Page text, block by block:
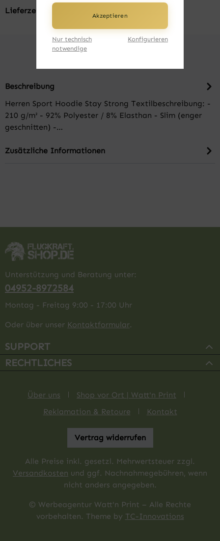
Lieferzeit:
Beschreibung
Herren Sport Hoodie Stay Strong Textilbeschreibung: -
210 g/m² - 92% Polyester / 8% Elasthan - Slim (enger
geschnitten) -…
Zusätzliche Informationen
Unterstützung und Beratung unter:
04952-8972584
Montag - Freitag 9:00 - 17:00 Uhr
Oder über unser Kontaktformular.
SUPPORT
RECHTLICHES
Über uns
Shop vor Ort | Watt'n Print
Reklamation & Retoure
Kontakt
Vertrag widerrufen
Alle Preise inkl. gesetzl. Mehrwertsteuer zzgl.
Versandkosten und ggf. Nachnahmegebühren, wenn
nicht anders angegeben.
© Werbeagentur Watt'n Print – Alle Rechte
vorbehalten. Theme by TC-Innovations
Akzeptieren
Nur technisch
notwendige
Konfigurieren